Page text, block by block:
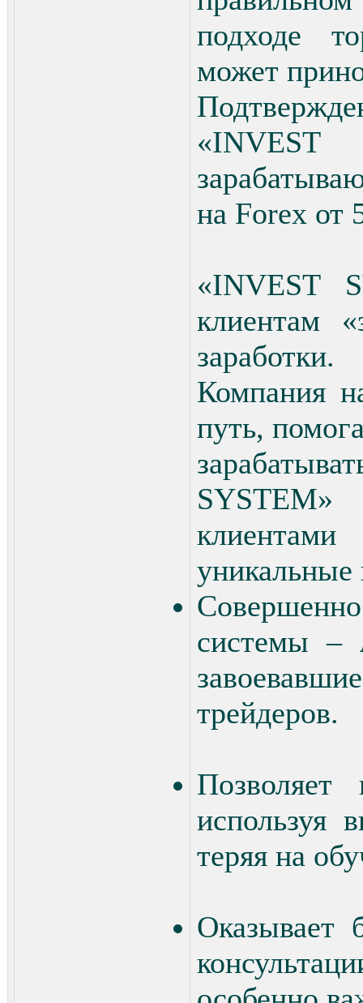
подходе
может
на Forex от
«INVEST
клиентам
заработки.
Компания
путь,
клиентами
системы –
трейдеров.
Позволяет
используя
теряя на
Оказывает